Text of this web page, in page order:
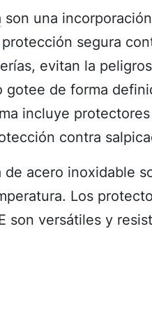
son una
segura
evitan la
gotee de forma
incluye
contra
acero inoxidable
Los
son versátiles y